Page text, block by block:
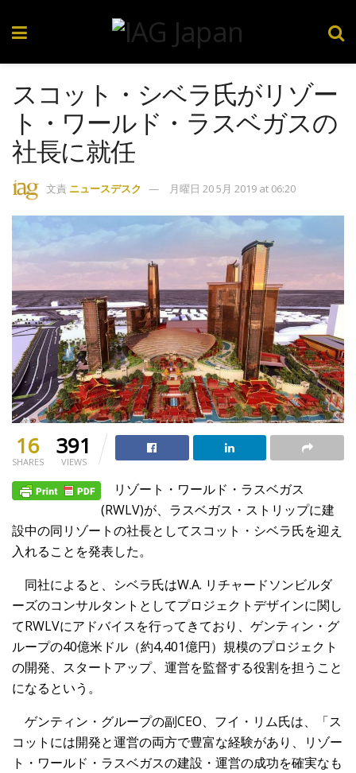
スコット・シベラ氏がリゾー
ト・ワールド・ラスベガスの
社長に就任
文責 ニュースデスク 月曜日 20 5月 2019 at 06:20
16
SHARES
391
VIEWS
リゾート・ワールド・ラスベガス
(RWLV)が、ラスベガス・ストリップに建
設中の同リゾートの社長としてスコット・シベラ氏を迎え
入れることを発表した。
同社によると、シベラ氏はW.A. リチャードソンビルダ
ーズのコンサルタントとしてプロジェクトデザインに関し
てRWLVにアドバイスを行ってきており、ゲンティン・グ
ループの40億米ドル（約4,401億円）規模のプロジェクト
の開発、スタートアップ、運営を監督する役割を担うこと
になるという。
ゲンティン・グループの副CEO、フイ・リム氏は、「ス
コットには開発と運営の両方で豊富な経験があり、リゾー
ト・ワールド・ラスベガスの建設・運営の成功を確実なも